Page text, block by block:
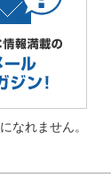
なれません。